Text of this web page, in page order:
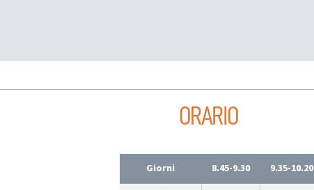
ORARIO
Giorni 8.45-9.30 9.35-10.20